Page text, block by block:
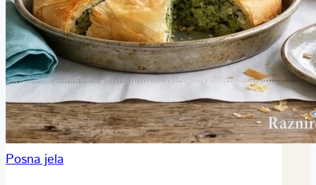
Posna jela